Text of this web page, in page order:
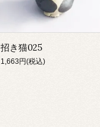
招き猫025
1,663円(税込)